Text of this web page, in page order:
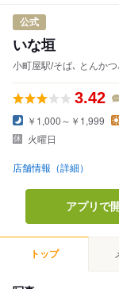
公式
いな垣
小町屋駅/そば､ とんか
3.42
￥1,000～￥1,999
火曜日
店舗情報（詳細）
アプリで
トップ